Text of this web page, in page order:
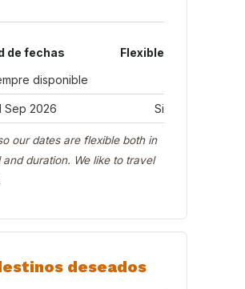
de fechas
Flexible
disponible
Sep 2026 Si
our dates are flexible both in
duration. We like to travel
deseados